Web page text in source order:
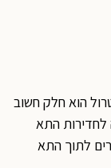
הוא חלק חשוב
התא
לתוך התא